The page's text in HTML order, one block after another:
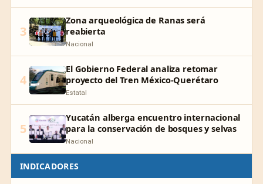
3
Zona arqueológica de Ranas será
reabierta
Nacional
4
El Gobierno Federal analiza retomar
proyecto del Tren México-Querétaro
Estatal
5
Yucatán alberga encuentro internacional
para la conservación de bosques y selvas
Nacional
INDICADORES